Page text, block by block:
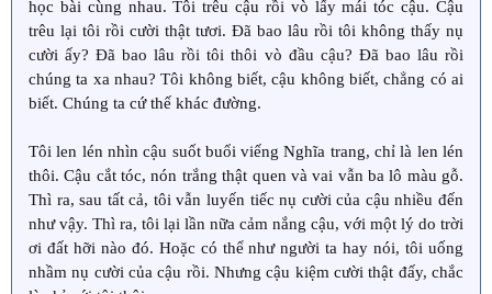
học bài cùng nhau. Tôi trêu cậu rồi vò lấy mái tóc cậu. Cậu
trêu lại tôi rồi cười thật tươi. Đã bao lâu rồi tôi không thấy nụ
cười ấy? Đã bao lâu rồi tôi thôi vò đầu cậu? Đã bao lâu rồi
chúng ta xa nhau? Tôi không biết, cậu không biết, chẳng có ai
biết. Chúng ta cứ thế khác đường.
Tôi len lén nhìn cậu suốt buổi viếng Nghĩa trang, chỉ là len lén
thôi. Cậu cắt tóc, nón trắng thật quen và vai vẫn ba lô màu gỗ.
Thì ra, sau tất cả, tôi vẫn luyến tiếc nụ cười của cậu nhiều đến
như vậy. Thì ra, tôi lại lần nữa cảm nắng cậu, với một lý do trời
ơi đất hỡi nào đó. Hoặc có thể như người ta hay nói, tôi uống
nhầm nụ cười của cậu rồi. Nhưng cậu kiệm cười thật đấy, chắc